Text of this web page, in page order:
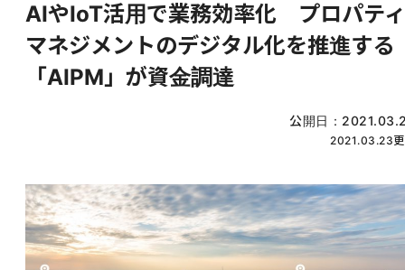
AIやIoT活用で業務効率化 プロパティ
マネジメントのデジタル化を推進する
「AIPM」が資金調達
公開日：
2021.03.23